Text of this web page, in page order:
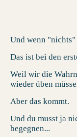
Und wenn "nichts"
Das ist bei den
Weil wir die
wieder üben
Aber das kommt.
Und du musst ja
begegnen...